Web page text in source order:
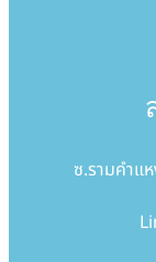
ซ.รามคำแ